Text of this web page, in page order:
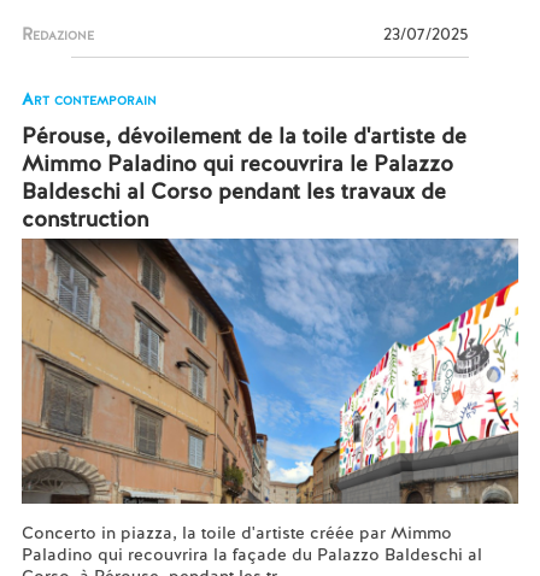
Redazione 23/07/2025
Art contemporain
Pérouse, dévoilement de la toile d'artiste de
Mimmo Paladino qui recouvrira le Palazzo
Baldeschi al Corso pendant les travaux de
construction
Concerto in piazza, la toile d'artiste créée par Mimmo
Paladino qui recouvrira la façade du Palazzo Baldeschi al